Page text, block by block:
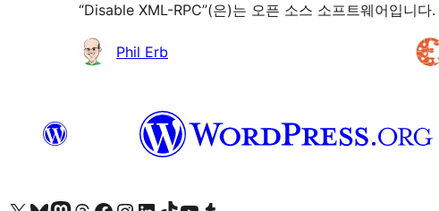
“Disable XML-RPC”(은)는 오픈 소스 소프트웨어입니
기
Phil Erb